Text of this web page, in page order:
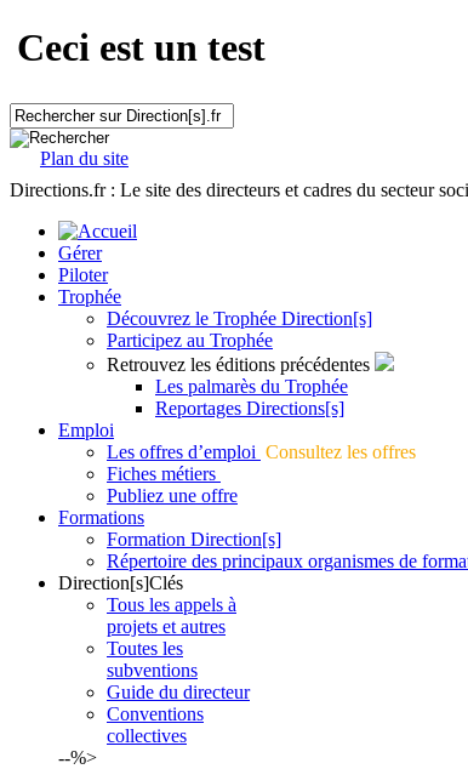
Ceci est un test
Plan du site
Directions.fr : Le site des directeurs et cadres du secteur
Gérer
Piloter
Trophée
Découvrez le Trophée Direction[s]
Participez au Trophée
Retrouvez les éditions précédentes
Les palmarès du Trophée
Reportages Directions[s]
Emploi
Les offres d’emploi Consultez les offres
Fiches métiers
Publiez une offre
Formations
Formation Direction[s]
Répertoire des principaux organismes de
Direction[s]Clés
Tous les appels à
projets et autres
Toutes les
subventions
Guide du directeur
Conventions
collectives
--%>